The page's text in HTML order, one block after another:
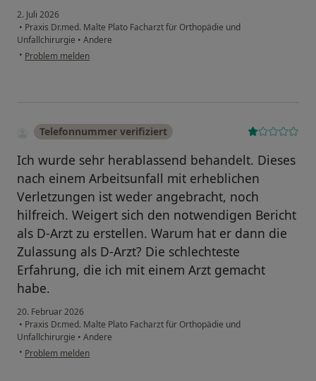
2. Juli 2026
• Praxis Dr.med. Malte Plato Facharzt für Orthopädie und
Unfallchirurgie • Andere
• Problem melden
Telefonnummer verifiziert
Ich wurde sehr herablassend behandelt. Dieses
nach einem Arbeitsunfall mit erheblichen
Verletzungen ist weder angebracht, noch
hilfreich. Weigert sich den notwendigen Bericht
als D-Arzt zu erstellen. Warum hat er dann die
Zulassung als D-Arzt? Die schlechteste
Erfahrung, die ich mit einem Arzt gemacht
habe.
20. Februar 2026
• Praxis Dr.med. Malte Plato Facharzt für Orthopädie und
Unfallchirurgie • Andere
• Problem melden